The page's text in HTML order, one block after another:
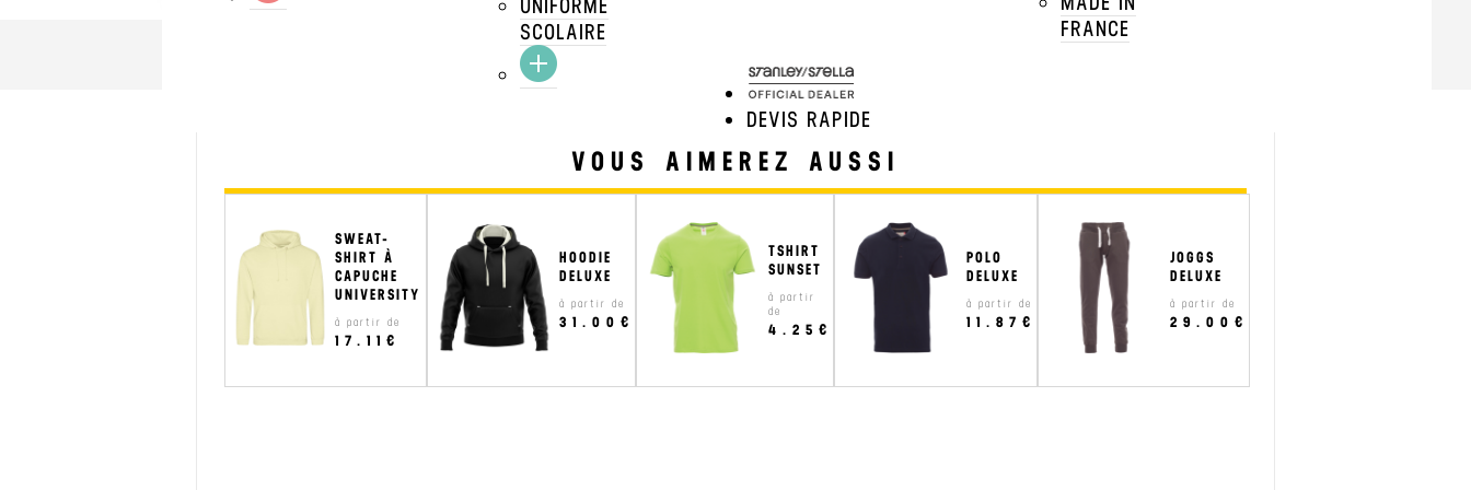
SCOLAIRE
FRANCE
DEVIS RAPIDE
TARIFS MARQUAGE
VOUS AIMEREZ AUSSI
SWEAT-
SHIRT À
CAPUCHE
UNIVERSITY
à partir de
17.11€
HOODIE
DELUXE
à partir de
31.00€
TSHIRT
SUNSET
à partir
de
4.25€
POLO
DELUXE
à partir de
11.87€
JOGGS
DELUXE
à partir de
29.00€